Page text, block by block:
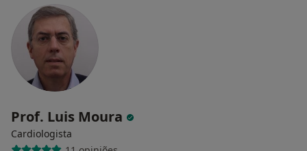
Prof. Luis Moura
Cardiologista